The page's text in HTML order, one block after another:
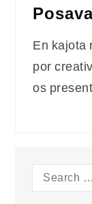
En kajota
por
os
Search